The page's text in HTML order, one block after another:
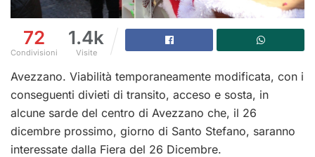
72
Condivisioni
1.4k
Visite
Avezzano. Viabilità temporaneamente modificata, con i
conseguenti divieti di transito, acceso e sosta, in
alcune sarde del centro di Avezzano che, il 26
dicembre prossimo, giorno di Santo Stefano, saranno
interessate dalla Fiera del 26 Dicembre.